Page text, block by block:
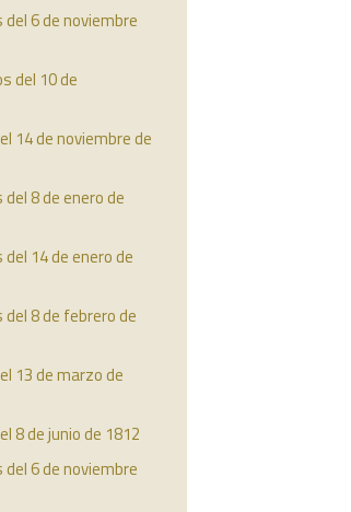
6 de noviembre
del 10 de
14 de noviembre de
8 de enero de
14 de enero de
8 de febrero de
13 de marzo de
8 de junio de 1812
6 de noviembre